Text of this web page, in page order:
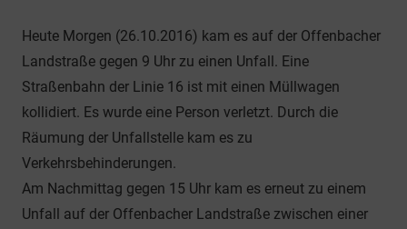
Heute Morgen (26.10.2016) kam es auf der Offenbacher
Landstraße gegen 9 Uhr zu einen Unfall. Eine
Straßenbahn der Linie 16 ist mit einen Müllwagen
kollidiert. Es wurde eine Person verletzt. Durch die
Räumung der Unfallstelle kam es zu
Verkehrsbehinderungen.
Am Nachmittag gegen 15 Uhr kam es erneut zu einem
Unfall auf der Offenbacher Landstraße zwischen einer